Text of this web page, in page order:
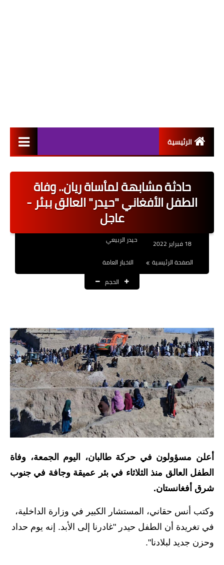
الرئيسية
اخبار القطاع العام
اخبار القطاع الخاص
نتائج التعيينات
الرواتب والقروض
القروض والسلف
المنح المالية
قطع الاراضي
اخبار العراق
الاخبار السياسية
المدارس
حادثة مشابهة لمأساة ريان.. وفاة
الطفل الأفغاني "حيدر" العالق ببئر -
عاجل
18 فبراير 2022
حيدر الربيعي
الصفحة الرئيسية
الاخبار العامة
الحجم
أعلن مسؤولون في حركة طالبان، اليوم الجمعة، وفاة
الطفل العالق منذ الثلاثاء في بئر عميقة وجافة في جنوب
شرق أفغانستان.
وكتب أنس حقاني، المستشار الكبير في وزارة الداخلية،
في تغريدة أن الطفل حيدر "غادرنا إلى الأبد. إنه يوم حداد
وحزن جديد لبلادنا".